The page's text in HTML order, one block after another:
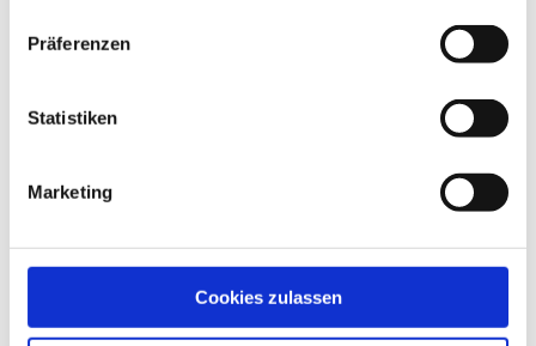
Präferenzen
Statistiken
Marketing
Cookies zulassen